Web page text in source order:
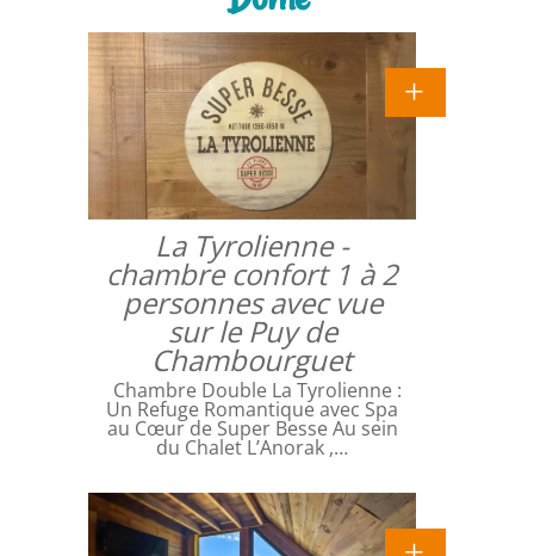
La Tyrolienne -
chambre confort 1 à 2
personnes avec vue
sur le Puy de
Chambourguet
Chambre Double La Tyrolienne :
Un Refuge Romantique avec Spa
au Cœur de Super Besse Au sein
du Chalet L’Anorak ,…